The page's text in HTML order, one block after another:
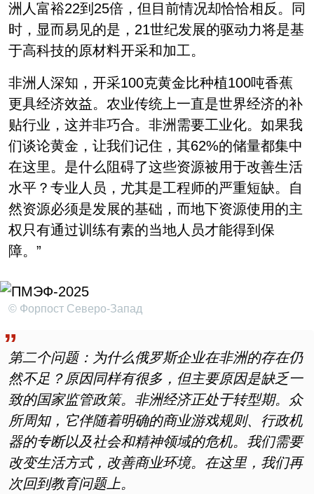
洲人富裕22到25倍，但目前情况却恰恰相反。同
时，显而易见的是，21世纪发展的驱动力将是基
于高科技的原材料开采和加工。
非洲人深知，开采100克黄金比种植100吨香蕉
更具经济效益。农业传统上一直是世界经济的补
贴行业，这并非巧合。非洲需要工业化。如果我
们谈论黄金，让我们记住，其62%的储量都集中
在这里。是什么阻碍了这些资源被用于改善生活
水平？专业人员，尤其是工程师的严重短缺。自
然资源必须是发展的基础，而地下资源使用的主
权只有通过训练有素的当地人员才能得到保
障。”
© Форпост Северо-Запад
第二个问题：为什么俄罗斯企业在非洲的存在仍
然不足？原因同样有很多，但主要原因是缺乏一
致的国家监管政策。非洲经济正处于转型期。众
所周知，它伴随着明确的商业游戏规则、行政机
器的专断以及社会和精神领域的危机。我们需要
改变生活方式，改善商业环境。在这里，我们再
次回到教育问题上。